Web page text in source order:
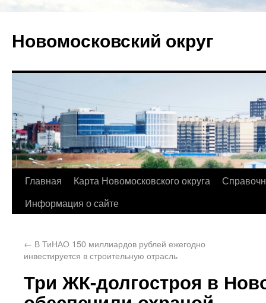
Новомосковский округ
Главная Карта Новомосковского округа
Информация о сайте
← В ТиНАО 150 миллиардов рублей ежегодно
инвестируется в строительную отрасль
Три ЖК-долгостроя в